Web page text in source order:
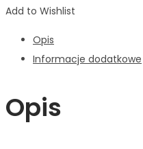
Add to Wishlist
Opis
Informacje dodatkowe
Opis